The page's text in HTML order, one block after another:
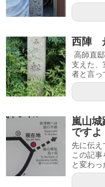
西陣
高師直
支えた、
者と言っ
嵐山
ですよ
先に伝え
この記事
と変わ